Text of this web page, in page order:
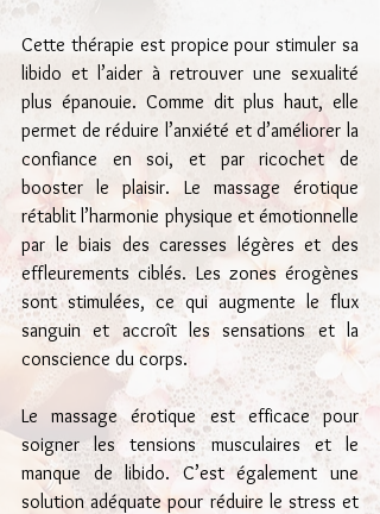
Cette thérapie est propice pour stimuler sa
libido et l’aider à retrouver une sexualité
plus épanouie. Comme dit plus haut, elle
permet de réduire l’anxiété et d’améliorer la
confiance en soi, et par ricochet de
booster le plaisir. Le massage érotique
rétablit l’harmonie physique et émotionnelle
par le biais des caresses légères et des
effleurements ciblés. Les zones érogènes
sont stimulées, ce qui augmente le flux
sanguin et accroît les sensations et la
conscience du corps.
Le massage érotique est efficace pour
soigner les tensions musculaires et le
manque de libido. C’est également une
solution adéquate pour réduire le stress et